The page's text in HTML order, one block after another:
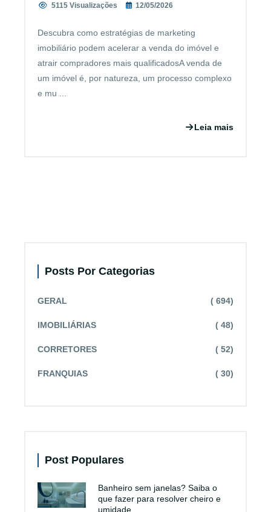
5115 Visualizações 12/05/2026
Descubra como estratégias de marketing
imobiliário podem acelerar a venda do imóvel e
atrair compradores mais qualificadosA venda de
um imóvel é, por natureza, um processo complexo
e mu ...
Leia mais
Posts Por Categorias
GERAL ( 694)
IMOBILIÁRIAS ( 48)
CORRETORES ( 52)
FRANQUIAS ( 30)
Post Populares
Banheiro sem janelas? Saiba o
que fazer para resolver cheiro e
umidade